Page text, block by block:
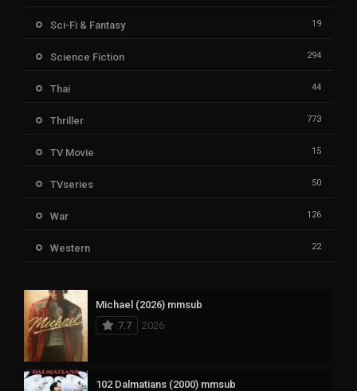
Sci-Fi & Fantasy 19
Science Fiction 294
Thai 44
Thriller 773
TV Movie 15
TVseries 50
War 126
Western 22
Michael (2026) mmsub
7.7
2026
102 Dalmatians (2000) mmsub